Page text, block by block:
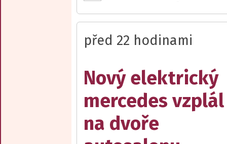
před 22 hodinami
Nový elektrický
mercedes vzplál
na dvoře